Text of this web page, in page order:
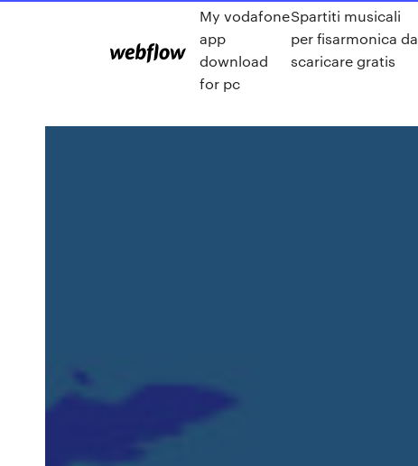
My vodafone
app
download
for pc
Spartiti musicali
per fisarmonica da
scaricare gratis